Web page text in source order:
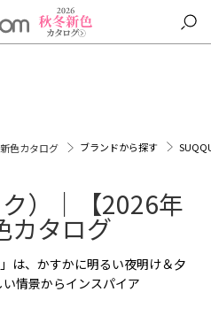
色カタログ ブランドから探す
）｜【2026年
カタログ
は、かすかに明るい夜明け＆夕
情景からインスパイア